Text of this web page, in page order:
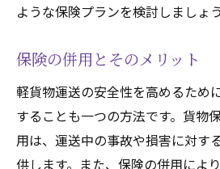
ような保険プランを検討しましょう
保険の併用とそのメリット
軽貨物運送の安全性を高めるため
することも一つの方法です。貨物
用は、運送中の事故や損害に対す
供します。また、保険の併用によ